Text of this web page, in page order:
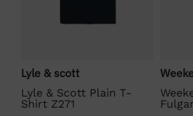
Lyle & scott
Lyle & Scott Plain T-
Shirt Z271